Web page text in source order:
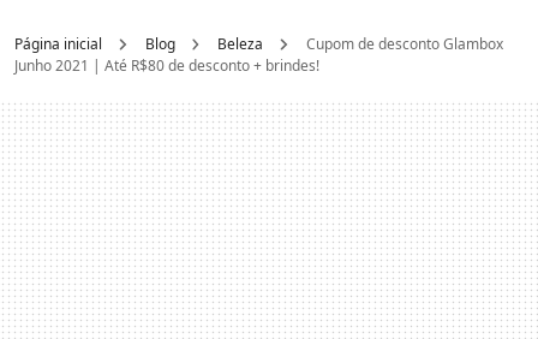
Página inicial Blog Beleza
Cupom de desconto Glambox
Junho 2021 | Até R$80 de desconto + brindes!